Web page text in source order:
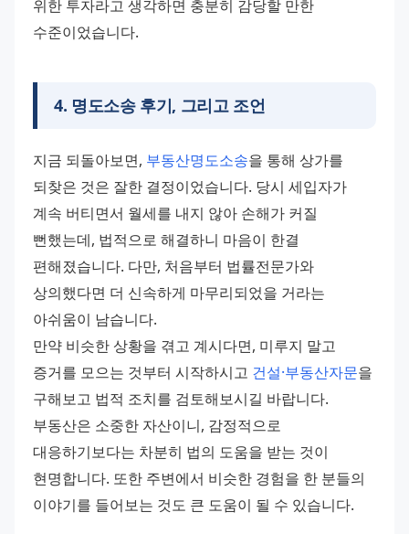
위한 투자라고 생각하면 충분히 감당할 만한
수준이었습니다.
4. 명도소송 후기, 그리고 조언
지금 되돌아보면, 부동산명도소송을 통해 상가를
되찾은 것은 잘한 결정이었습니다. 당시 세입자가
계속 버티면서 월세를 내지 않아 손해가 커질
뻔했는데, 법적으로 해결하니 마음이 한결
편해졌습니다. 다만, 처음부터 법률전문가와
상의했다면 더 신속하게 마무리되었을 거라는
아쉬움이 남습니다.
만약 비슷한 상황을 겪고 계시다면, 미루지 말고
증거를 모으는 것부터 시작하시고 건설·부동산자문을
구해보고 법적 조치를 검토해보시길 바랍니다.
부동산은 소중한 자산이니, 감정적으로
대응하기보다는 차분히 법의 도움을 받는 것이
현명합니다. 또한 주변에서 비슷한 경험을 한 분들의
이야기를 들어보는 것도 큰 도움이 될 수 있습니다.